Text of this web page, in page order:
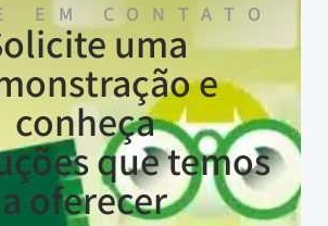
EM CONTATO
uma
e
conheça
que temos
a oferecer